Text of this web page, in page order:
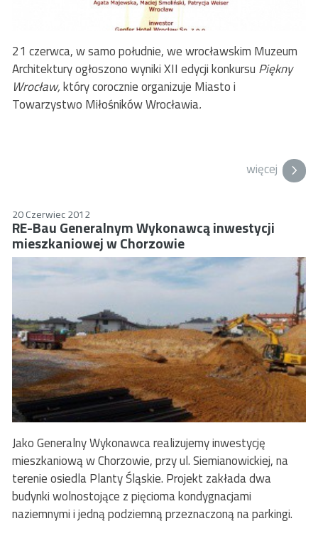
21 czerwca, w samo południe, we wrocławskim Muzeum
Architektury ogłoszono wyniki XII edycji konkursuPiękny
Wrocław,który corocznie organizuje Miasto i
Towarzystwo Miłośników Wrocławia.
więcej
20 Czerwiec 2012
RE-Bau Generalnym Wykonawcą inwestycji
mieszkaniowej w Chorzowie
Jako Generalny Wykonawca realizujemy inwestycję
mieszkaniową w Chorzowie, przy ul. Siemianowickiej, na
terenie osiedla Planty Śląskie. Projekt zakłada dwa
budynki wolnostojące z pięcioma kondygnacjami
naziemnymi i jedną podziemną przeznaczoną na parkingi.